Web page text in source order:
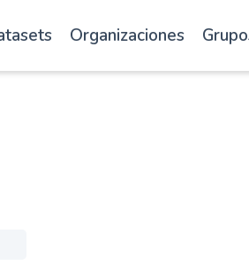
Organizaciones